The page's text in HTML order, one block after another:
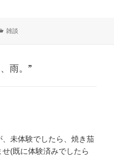
カ
ー
雑談
雨。”
未体験でしたら、焼き茄
(既に体験済みでしたら